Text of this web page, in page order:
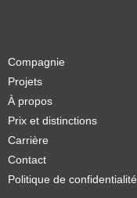
Compagnie
Projets
À propos
Prix et distinctions
Carrière
Contact
Politique de confidentialité